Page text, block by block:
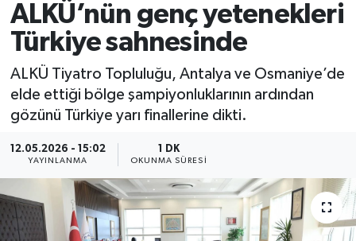
ALKÜ’nün genç yetenekleri
Türkiye sahnesinde
ALKÜ Tiyatro Topluluğu, Antalya ve Osmaniye’de
elde ettiği bölge şampiyonluklarının ardından
gözünü Türkiye yarı finallerine dikti.
12.05.2026 - 15:02
YAYINLANMA
1 DK
OKUNMA SÜRESI
Spor
Turizm
Ekonomi
Tüm Manşetler
Son Dakika Haberleri
Haber Arşivi